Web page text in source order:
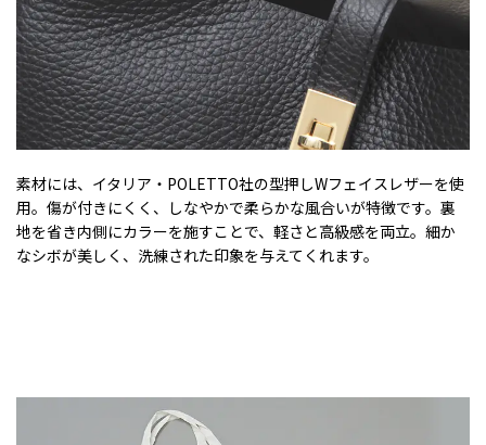
素材には、イタリア・POLETTO社の型押しWフェイスレザーを使
用。傷が付きにくく、しなやかで柔らかな風合いが特徴です。裏
地を省き内側にカラーを施すことで、軽さと高級感を両立。細か
なシボが美しく、洗練された印象を与えてくれます。